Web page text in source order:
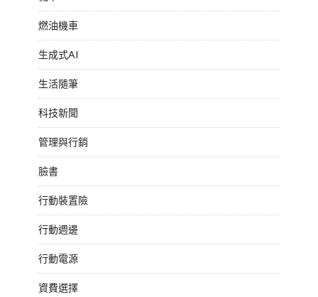
燃油機車
生成式AI
生活隨筆
科技新聞
管理與行銷
臉書
行動裝置險
行動週邊
行動電源
資費選擇